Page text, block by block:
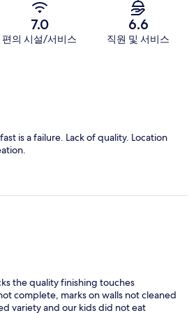
7.0
편의 시설/서비스
6.6
직원 및 서비스
is a failure. Lack of quality. Location
the quality finishing touches
complete, marks on walls not cleaned
variety and our kids did not eat